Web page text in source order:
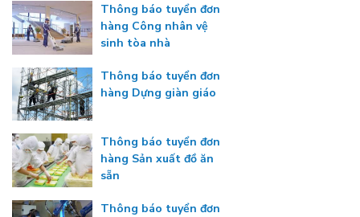
Thông báo tuyển đơn
hàng Công nhân vệ
sinh tòa nhà
Thông báo tuyển đơn
hàng Dựng giàn giáo
Thông báo tuyển đơn
hàng Sản xuất đồ ăn
sẵn
Thông báo tuyển đơn